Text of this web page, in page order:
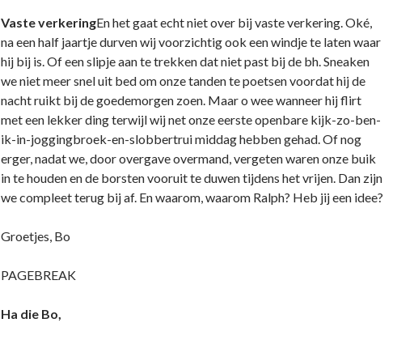
Vaste verkeringEn het gaat echt niet over bij vaste verkering. Oké,
na een half jaartje durven wij voorzichtig ook een windje te laten waar
hij bij is. Of een slipje aan te trekken dat niet past bij de bh. Sneaken
we niet meer snel uit bed om onze tanden te poetsen voordat hij de
nacht ruikt bij de goedemorgen zoen. Maar o wee wanneer hij flirt
met een lekker ding terwijl wij net onze eerste openbare kijk-zo-ben-
ik-in-joggingbroek-en-slobbertrui middag hebben gehad. Of nog
erger, nadat we, door overgave overmand, vergeten waren onze buik
in te houden en de borsten vooruit te duwen tijdens het vrijen. Dan zijn
we compleet terug bij af. En waarom, waarom Ralph? Heb jij een idee?
Groetjes, Bo
PAGEBREAK
Ha die Bo,